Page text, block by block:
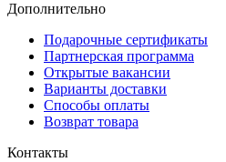
Дополнительно
Подарочные сертификаты
Партнерская программа
Открытые вакансии
Варианты доставки
Способы оплаты
Возврат товара
Контакты